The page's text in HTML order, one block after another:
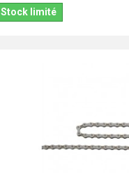
Stock limité